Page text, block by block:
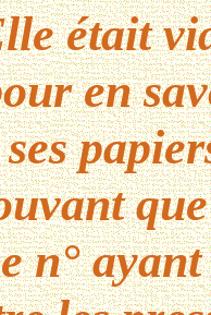
était
en
n°